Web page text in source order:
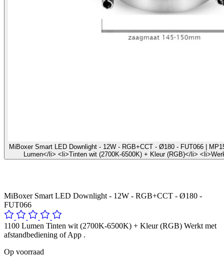
MiBoxer Smart LED Downlight - 12W - RGB+CCT - Ø180 - FUT066 |
Lumen</li> <li>Tinten wit (2700K-6500K) + Kleur (RGB)</li>
MiBoxer Smart LED Downlight - 12W - RGB+CCT - Ø180 -
FUT066
1100 Lumen Tinten wit (2700K-6500K) + Kleur (RGB) Werkt met
afstandbediening of App .
Op voorraad